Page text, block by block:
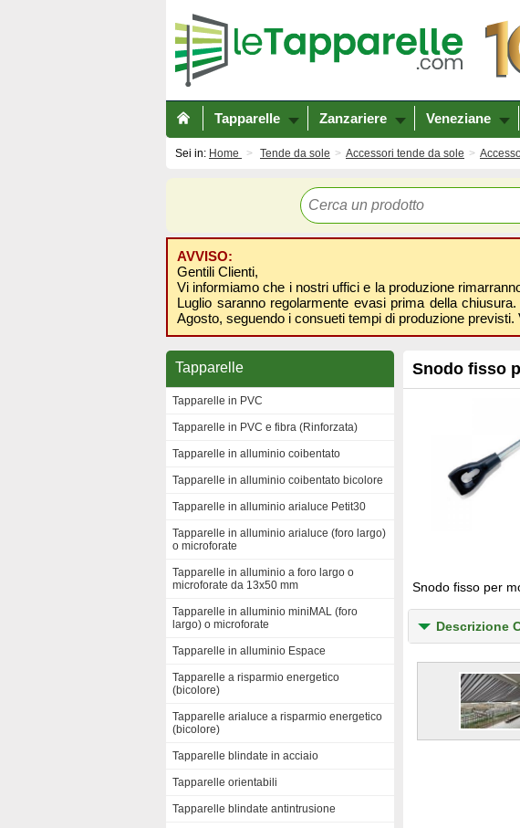
Tapparelle Zanzariere Veneziane
Sei in: Home Tende da sole Accessori tende da sole
AVVISO:
Gentili Clienti,
Vi informiamo che i nostri uffici e la produzione
Luglio saranno regolarmente evasi prima della
Agosto, seguendo i consueti tempi di produzione
Tapparelle
Tapparelle in PVC
Tapparelle in PVC e fibra (Rinforzata)
Tapparelle in alluminio coibentato
Tapparelle in alluminio coibentato bicolore
Tapparelle in alluminio arialuce Petit30
Tapparelle in alluminio arialuce (foro largo)
o microforate
Tapparelle in alluminio a foro largo o
microforate da 13x50 mm
Tapparelle in alluminio miniMAL (foro
largo) o microforate
Tapparelle in alluminio Espace
Tapparelle a risparmio energetico
(bicolore)
Tapparelle arialuce a risparmio energetico
(bicolore)
Tapparelle blindate in acciaio
Tapparelle orientabili
Tapparelle blindate antintrusione
Snodo fisso
Snodo fisso per
Descrizione